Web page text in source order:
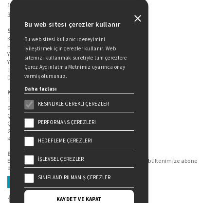
19 Mayıs Cad. Golden Plaza No:1 Kat:10
34360 / Şişli / İstanbul
Sitede Yer Alan Sayfalar
Kitaplarımız
Hakkımızda
Yazarlarımız
Yazar Adayları İçin
İletişim
Duygu Asena Roman Ödülü
Kişisel Verilerin Korunması
İlgili Kişi Başvuru Formu
Genel Aydınlatma Metni
Çekiliş Aydınlatma Metni
Çerez Aydınlatma Metni
Gizlilik Politikası
Kullanım Şartları
Bizi Takip Edin...
En güncel kitap ve etkinliklerden haberdar olmak için bültenimize abone
olun.
Üye Ol
Bu web sitesi çerezler kullanır
Bu web sitesi kullanıcı deneyimini
iyileştirmek için çerezler kullanır. Web
sitemizi kullanmak suretiyle tüm çerezlere
Çerez Aydınlatma Metnimiz uyarınca onay
vermiş olursunuz.
Daha fazlası
KESINLIKLE GEREKLI ÇEREZLER
PERFORMANS ÇEREZLERI
HEDEFLEME ÇEREZLERI
İŞLEVSEL ÇEREZLER
SINIFLANDIRILMAMIŞ ÇEREZLER
KAYDET VE KAPAT